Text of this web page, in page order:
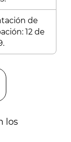
de
12 de
los